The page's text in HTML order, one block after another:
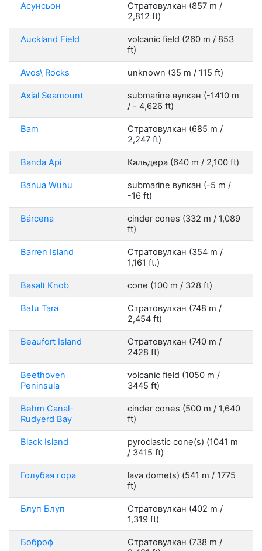
Асунсьон
Стратовулкан (857 m /
2,812 ft)
Auckland Field
volcanic field (260 m / 853
ft)
Avos\ Rocks unknown (35 m / 115 ft)
Axial Seamount
submarine вулкан (-1410 m
/ - 4,626 ft)
Bam
Стратовулкан (685 m /
2,247 ft)
Banda Api Кальдера (640 m / 2,100 ft)
Banua Wuhu
submarine вулкан (-5 m /
-16 ft)
Bárcena
cinder cones (332 m / 1,089
ft)
Barren Island
Стратовулкан (354 m /
1,161 ft.)
Basalt Knob cone (100 m / 328 ft)
Batu Tara
Стратовулкан (748 m /
2,454 ft)
Beaufort Island
Стратовулкан (740 m /
2428 ft)
Beethoven
Peninsula
volcanic field (1050 m /
3445 ft)
Behm Canal-
Rudyerd Bay
cinder cones (500 m / 1,640
ft)
Black Island
pyroclastic cone(s) (1041 m
/ 3415 ft)
Голубая гора
lava dome(s) (541 m / 1775
ft)
Блуп Блуп
Стратовулкан (402 m /
1,319 ft)
Боброф
Стратовулкан (738 m /